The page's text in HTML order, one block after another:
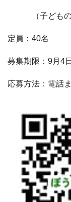
（子どもの
定員： 40名
募集期限： 9月 4
応募方法：電話